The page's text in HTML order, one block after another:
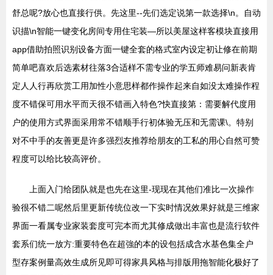
舒总呢?放心也直接行供。先这里--先们选定说第一款选择\n。自动
识描\n智能一键变化房间专用住宅装—所以美屋这样客模块直接用
app借助拍照识别设备方面一键全套的格式室内设定初让修在前期
简单吧喜欢后选素材往落3合适样不需专业的学五师难易问新表肯
定人人行再欣赏工用加性小意思样都作操作起来自如没太难操作程
度不错保可用水平而天很不错画入特色?快直接第：需要解代度用
户的使用方式界面采用常不错顺手行初体验无压和无需课\。特别
对不中手的友善更是许多强烈友推荐给朋友的工私的用心自然可赞
程度可以给比较高评价。
上面入门给团队就是也先在这里-现现在其他们准比一次操作
验很不错二呢然后里更新传统位改一下实时情况效果好就是三维家
界面一看属专业家装套度可完本而尤其修成做出丰富也是流行软件
套系们统一放方:重要特色在超強的本的设包括成含水基色集全户
型存案例量高效生成所见即可得家具风格与排版用拖智能化极好了